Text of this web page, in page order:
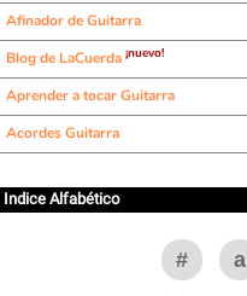
Afinador de Guitarra
Blog de LaCuerda ¡nuevo!
Aprender a tocar Guitarra
Acordes Guitarra
Indice Alfabético
# a